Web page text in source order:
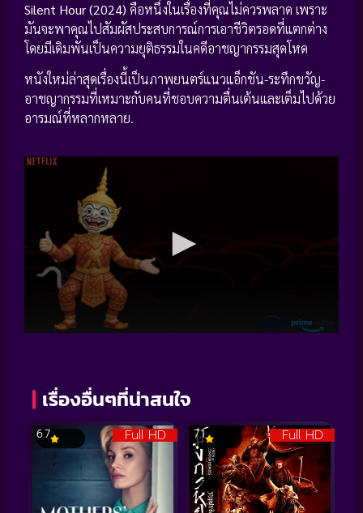
Silent Hour (2024) คือหนึ่งในเรื่องที่คุณไม่ควรพลาด เพราะ
มันจะพาคุณไปสัมผัสประสบการณ์การเอาชีวิตรอดที่แตกต่าง
โดยมีเดิมพันเป็นความยุติธรรมในคดีอาชญากรรมสุดโหด
หนังใหม่ล่าสุดเรื่องนี้เป็นภาพยนตร์แนวแอ็กชัน-ระทึกขวัญ-
อาชญากรรมที่เหมาะกับคนที่ชอบความตื่นเต้นและเต็มไปด้วย
อารมณ์ที่หลากหลาย.
เรื่องอื่นๆที่น่าสนใจ
Full HD
6.7 Full HD
7.1